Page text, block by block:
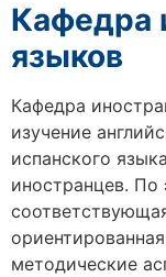
Кафедра
языков
Кафедра
изучение
испанского
иностранцев. По
методические